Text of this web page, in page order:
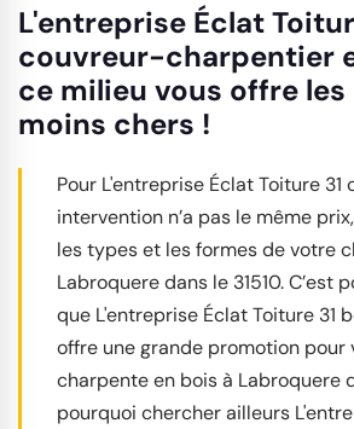
L'entreprise Éclat
couvreur-charpentier
ce milieu vous offre
moins chers !
Pour L'entreprise Éclat Toiture 31
intervention n’a pas le même
les types et les formes de votre
Labroquere dans le 31510. C’est
que L'entreprise Éclat Toiture 31
offre une grande promotion pour
charpente en bois à Labroquere
pourquoi chercher ailleurs